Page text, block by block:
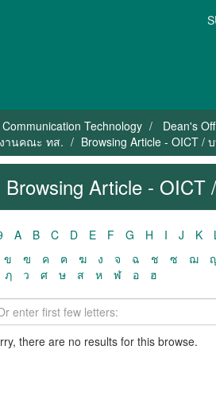
Technology
Dean's
านคณะ ทส.
Browsing Article - OICT
Browsing Article -
A B C D E F G H I J K
ข ฃ ค ฅ ฆ ง จ ฉ ช ซ ฌ
ฦ ว ศ ษ ส ห ฬ อ ฮ
there are no results for this browse.